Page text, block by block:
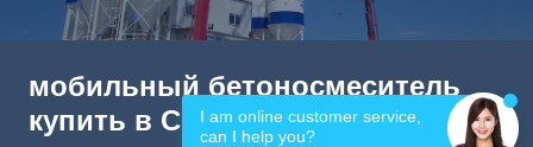
мобильный бетоносмеситель
купить в США в Киншасе
I am online customer service,
can I help you?